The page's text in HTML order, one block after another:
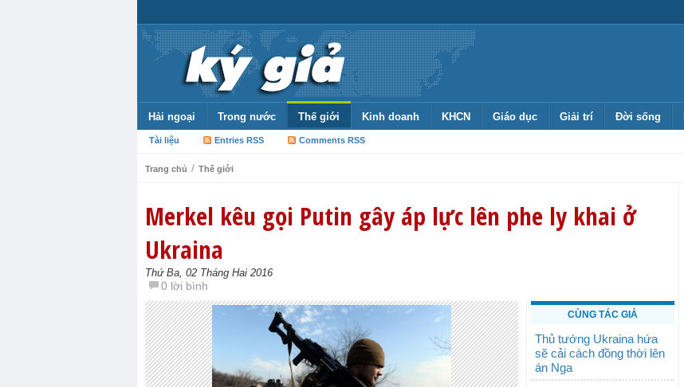
Hải ngoại Trong nước Thế giới Kinh doanh KHCN Giáo dục Giải trí Đời sống
Tài liệu Entries RSS Comments RSS
Trang chủ / Thế giới
Merkel kêu gọi Putin gây áp lực lên phe ly khai ở
Ukraina
Thứ Ba, 02 Tháng Hai 2016
0 lời bình
CÙNG TÁC GIẢ
Thủ tướng Ukraina hứa
sẽ cải cách đồng thời lên
án Nga